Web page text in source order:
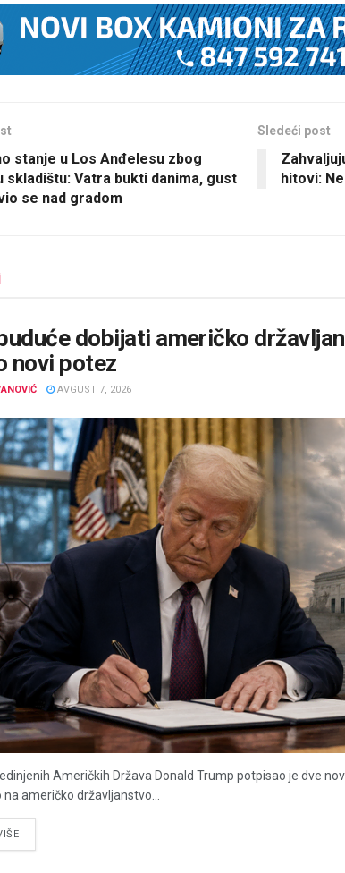
stanje u Los Anđelesu zbog
skladištu: Vatra bukti danima, gust
se nad gradom
Sledeći post
hitovi:
dobijati američko
novi potez
AVGUST 7, 2026
Američkih Država Donald Trump potpisao je dve
američko državljanstvo...
DETAILS